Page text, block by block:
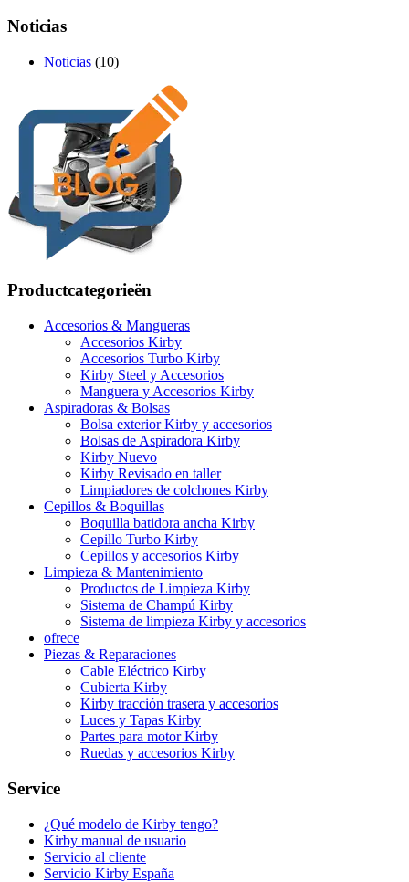
Noticias
Noticias (10)
Productcategorieën
Accesorios & Mangueras
Accesorios Kirby
Accesorios Turbo Kirby
Kirby Steel y Accesorios
Manguera y Accesorios Kirby
Aspiradoras & Bolsas
Bolsa exterior Kirby y accesorios
Bolsas de Aspiradora Kirby
Kirby Nuevo
Kirby Revisado en taller
Limpiadores de colchones Kirby
Cepillos & Boquillas
Boquilla batidora ancha Kirby
Cepillo Turbo Kirby
Cepillos y accesorios Kirby
Limpieza & Mantenimiento
Productos de Limpieza Kirby
Sistema de Champú Kirby
Sistema de limpieza Kirby y accesorios
ofrece
Piezas & Reparaciones
Cable Eléctrico Kirby
Cubierta Kirby
Kirby tracción trasera y accesorios
Luces y Tapas Kirby
Partes para motor Kirby
Ruedas y accesorios Kirby
Service
¿Qué modelo de Kirby tengo?
Kirby manual de usuario
Servicio al cliente
Servicio Kirby España